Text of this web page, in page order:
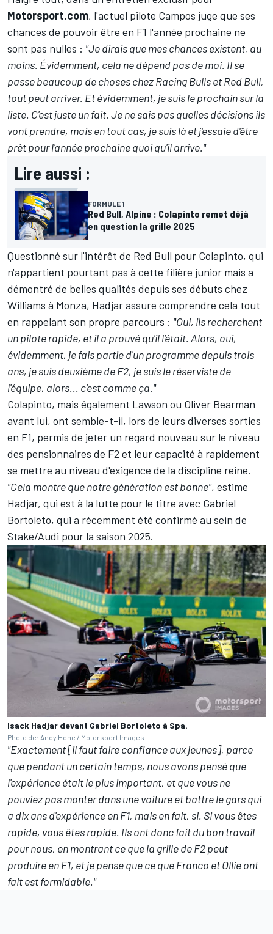
Motorsport.com, l'actuel pilote Campos juge que ses
chances de pouvoir être en F1 l'année prochaine ne
sont pas nulles : "Je dirais que mes chances existent, au
moins. Évidemment, cela ne dépend pas de moi. Il se
passe beaucoup de choses chez Racing Bulls et Red Bull,
tout peut arriver. Et évidemment, je suis le prochain sur la
liste. C'est juste un fait. Je ne sais pas quelles décisions ils
vont prendre, mais en tout cas, je suis là et j'essaie d'être
prêt pour l'année prochaine quoi qu'il arrive."
Lire aussi :
FORMULE 1
Red Bull, Alpine : Colapinto remet déjà
en question la grille 2025
Questionné sur l'intérêt de Red Bull pour Colapinto, qui
n'appartient pourtant pas à cette filière junior mais a
démontré de belles qualités depuis ses débuts chez
Williams à Monza, Hadjar assure comprendre cela tout
en rappelant son propre parcours : "Oui, ils recherchent
un pilote rapide, et il a prouvé qu'il l'était. Alors, oui,
évidemment, je fais partie d'un programme depuis trois
ans, je suis deuxième de F2, je suis le réserviste de
l'équipe, alors... c'est comme ça."
Colapinto, mais également Lawson ou Oliver Bearman
avant lui, ont semble-t-il, lors de leurs diverses sorties
en F1, permis de jeter un regard nouveau sur le niveau
des pensionnaires de F2 et leur capacité à rapidement
se mettre au niveau d'exigence de la discipline reine.
"Cela montre que notre génération est bonne", estime
Hadjar, qui est à la lutte pour le titre avec Gabriel
Bortoleto, qui a récemment été confirmé au sein de
Stake/Audi pour la saison 2025.
Isack Hadjar devant Gabriel Bortoleto à Spa.
Photo de: Andy Hone / Motorsport Images
"Exactement [il faut faire confiance aux jeunes], parce
que pendant un certain temps, nous avons pensé que
l'expérience était le plus important, et que vous ne
pouviez pas monter dans une voiture et battre le gars qui
a dix ans d'expérience en F1, mais en fait, si. Si vous êtes
rapide, vous êtes rapide. Ils ont donc fait du bon travail
pour nous, en montrant ce que la grille de F2 peut
produire en F1, et je pense que ce que Franco et Ollie ont
fait est formidable."